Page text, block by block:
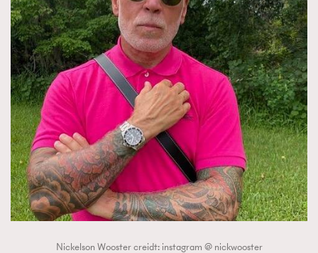
Nickelson Wooster creidt: instagram @ nickwooster